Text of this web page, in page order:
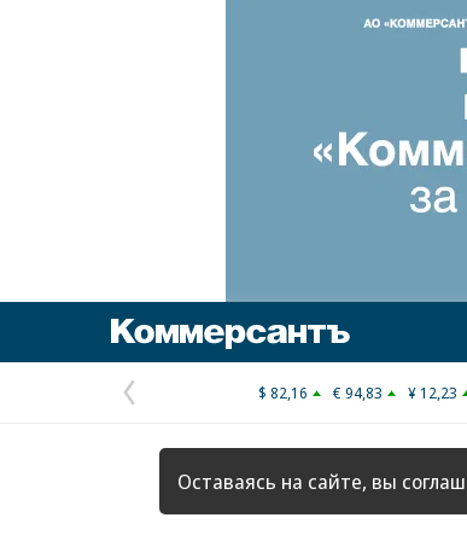
Предыдущая
страница
$ 82,16 € 94,83 ¥ 12,23
Оставаясь на сайте, вы